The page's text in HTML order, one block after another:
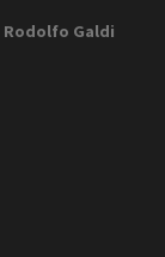
Rodolfo Galdi